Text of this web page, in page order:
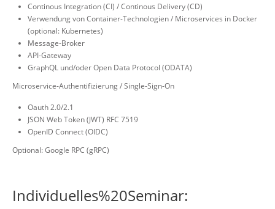
Continous Integration (CI) / Continous Delivery (CD)
Verwendung von Container-Technologien / Microservices in Docker
(optional: Kubernetes)
Message-Broker
API-Gateway
GraphQL und/oder Open Data Protocol (ODATA)
Microservice-Authentifizierung / Single-Sign-On
Oauth 2.0/2.1
JSON Web Token (JWT) RFC 7519
OpenID Connect (OIDC)
Optional: Google RPC (gRPC)
Individuelles%20Seminar: